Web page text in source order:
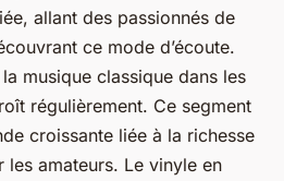
allant des passionnés de
ce mode d’écoute.
musique classique dans les
régulièrement. Ce segment
croissante liée à la richesse
les amateurs. Le vinyle en